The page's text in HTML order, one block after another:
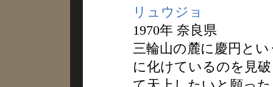
リュウジョ
1970年 奈良県
三輪山の麓に慶円と
に化けているのを見